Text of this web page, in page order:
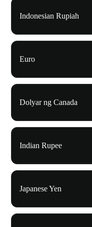
Indonesian Rupiah
Euro
Dolyar ng Canada
Indian Rupee
Japanese Yen